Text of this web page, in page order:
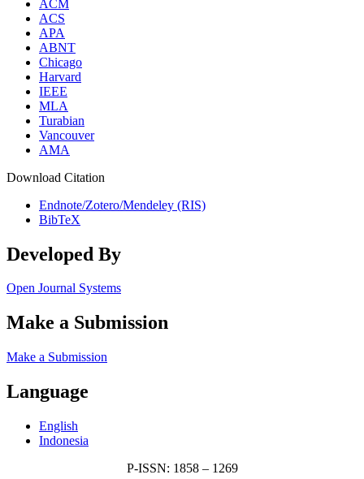
ACM
ACS
APA
ABNT
Chicago
Harvard
IEEE
MLA
Turabian
Vancouver
AMA
Download Citation
Endnote/Zotero/Mendeley (RIS)
BibTeX
Developed By
Open Journal Systems
Make a Submission
Make a Submission
Language
English
Indonesia
P-ISSN: 1858 – 1269